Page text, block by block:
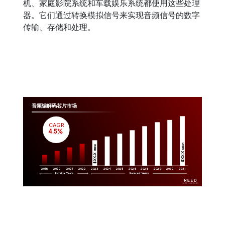
机、家庭影院系统和车载娱乐系统都使用这些处理
器。它们通过转换模拟信号来实现音频信号的数字
传输、存储和处理。
音频编解码芯片市场
2019 2020 2021 2022 2023 2024 2025 2026 2028 2029 2030 2031
$XX.X
Million
$XX.X
Million
CAGR
4.5%
Historical Years Forecast Years